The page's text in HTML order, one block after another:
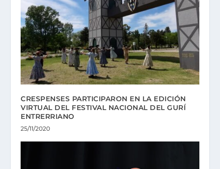
CRESPENSES PARTICIPARON EN LA EDICIÓN
VIRTUAL DEL FESTIVAL NACIONAL DEL GURÍ
ENTRERRIANO
25/11/2020